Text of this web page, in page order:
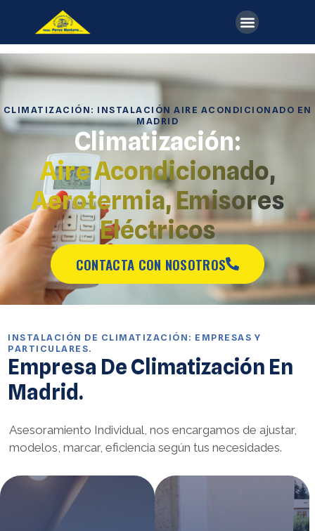
CLIMATIZACIÓN: INSTALACIÓN AIRE ACONDICIONADO EN
MADRID
Climatización:
Aire Acondicionado,
Aerotermia, Emisores
Eléctricos
CONTACTA CON NOSOTROS
INSTALACIÓN DE CLIMATIZACIÓN: EMPRESAS Y
PARTICULARES.
Empresa De Climatización En
Madrid.
Asesoramiento Individual, nos encargamos de ajustar,
modelos, marcar, eficiencia según tus necesidades.